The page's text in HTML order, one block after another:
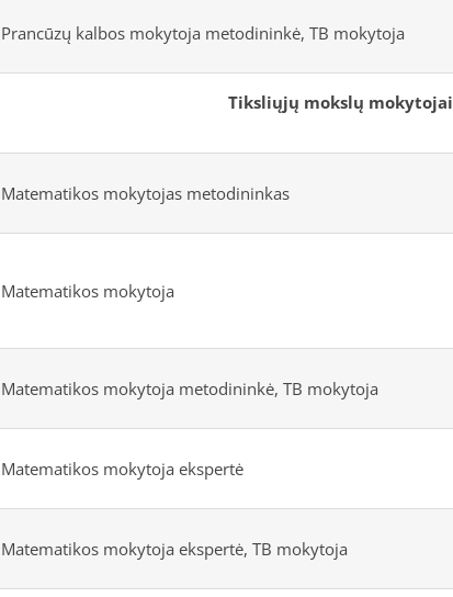
Prancūzų kalbos mokytoja metodininkė, TB mokytoja
Tiksliųjų mokslų mokytojai
Matematikos mokytojas metodininkas
Matematikos mokytoja
Matematikos mokytoja metodininkė, TB mokytoja
Matematikos mokytoja ekspertė
Matematikos mokytoja ekspertė, TB mokytoja